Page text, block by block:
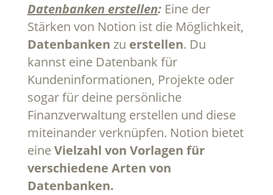
Datenbanken erstellen:Eine der
Stärken von Notion ist die Möglichkeit,
Datenbanken zu erstellen. Du
kannst eine Datenbank für
Kundeninformationen, Projekte oder
sogar für deine persönliche
Finanzverwaltung erstellen und diese
miteinander verknüpfen. Notion bietet
eine Vielzahl von Vorlagen für
verschiedene Arten von
Datenbanken.